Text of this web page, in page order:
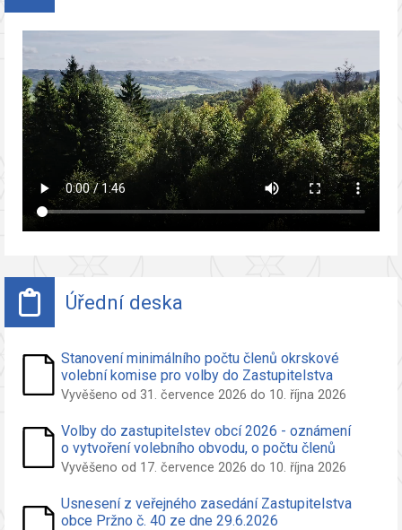
Úřední deska
Stanovení minimálního počtu členů okrskové
volební komise pro volby do Zastupitelstva
obce Pržno
Vyvěšeno od 31. července 2026 do 10. října 2026
Volby do zastupitelstev obcí 2026 - oznámení
o vytvoření volebního obvodu, o počtu členů
zastupitelstva volených ve volebním obvodu a
nezávislého kandidáta a sdružení nezáv.
kandidátů
Vyvěšeno od 17. července 2026 do 10. října 2026
Usnesení z veřejného zasedání Zastupitelstva
obce Pržno č. 40 ze dne 29.6.2026